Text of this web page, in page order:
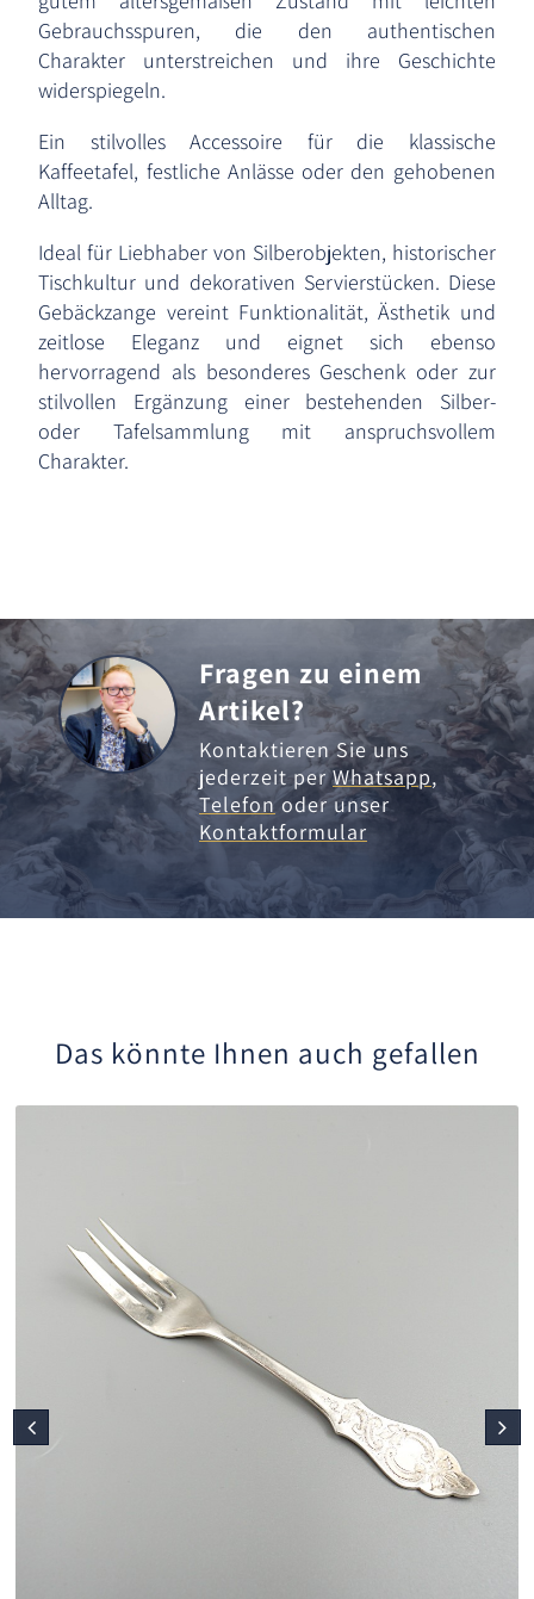
Gebrauchsspuren, die den authentischen
Charakter unterstreichen und ihre Geschichte
widerspiegeln.
Ein stilvolles Accessoire für die klassische
Kaffeetafel, festliche Anlässe oder den gehobenen
Alltag.
Ideal für Liebhaber von Silberobjekten, historischer
Tischkultur und dekorativen Servierstücken. Diese
Gebäckzange vereint Funktionalität, Ästhetik und
zeitlose Eleganz und eignet sich ebenso
hervorragend als besonderes Geschenk oder zur
stilvollen Ergänzung einer bestehenden Silber-
oder Tafelsammlung mit anspruchsvollem
Charakter.
Fragen zu einem
Artikel?
Kontaktieren Sie uns
jederzeit perWhatsapp,
Telefonoder unser
Kontaktformular
Das könnte Ihnen auch gefallen